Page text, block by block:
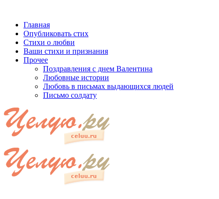
Главная
Опубликовать стих
Стихи о любви
Ваши стихи и признания
Прочее
Поздравления с днем Валентина
Любовные истории
Любовь в письмах выдающихся людей
Письмо солдату